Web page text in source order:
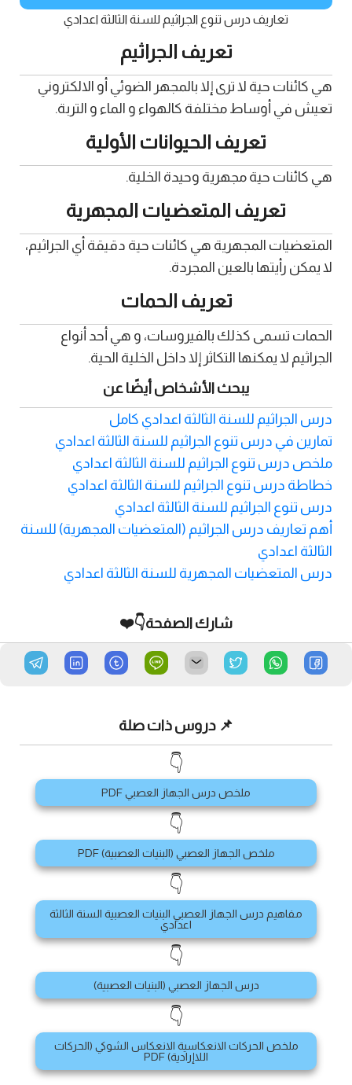
تعاريف درس تنوع الجراثيم للسنة الثالثة اعدادي
تعريف الجراثيم
هي كائنات حية لا ترى إلا بالمجهر الضوئي أو الالكتروني
تعيش في أوساط مختلفة كالهواء و الماء و التربة.
تعريف الحيوانات الأولية
هي كائنات حية مجهرية وحيدة الخلية.
تعريف المتعضيات المجهرية
المتعضيات المجهرية هي كائنات حية دقيقة أي الجراثيم،
لا يمكن رأيتها بالعين المجردة.
تعريف الحمات
الحمات تسمى كذلك بالفيروسات، و هي أحد أنواع
الجراثيم لا يمكنها التكاثر إلا داخل الخلية الحية.
يبحث الأشخاص أيضًا عن
درس الجراثيم للسنة الثالثة اعدادي كامل
تمارين في درس تنوع الجراثيم للسنة الثالثة اعدادي
ملخص درس تنوع الجراثيم للسنة الثالثة اعدادي
خطاطة درس تنوع الجراثيم للسنة الثالثة اعدادي
درس تنوع الجراثيم للسنة الثالثة اعدادي
أهم تعاريف درس الجراثيم (المتعضيات المجهرية) للسنة
الثالثة اعدادي
درس المتعضيات المجهرية للسنة الثالثة اعدادي
شارك الصفحة👇❤️
📌 دروس ذات صلة
👇
ملخص درس الجهاز العصبي PDF
👇
ملخص الجهاز العصبي (البنيات العصبية) PDF
👇
مفاهيم درس الجهاز العصبي البنيات العصبية السنة الثالثة
اعدادي
👇
درس الجهاز العصبي (البنيات العصبية)
👇
ملخص الحركات الانعكاسية الانعكاس الشوكي (الحركات
اللاإرادية) PDF